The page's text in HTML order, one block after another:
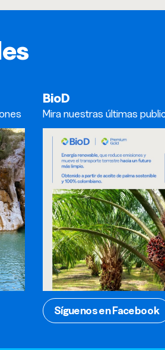
BioD
Mira nuestras últimas
Síguenos en Facebook